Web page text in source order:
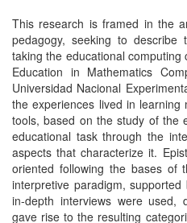
This research is framed in the
pedagogy, seeking to
taking the educational
Education in Mathematics
Universidad Nacional
the experiences lived in learning
tools, based on the study of the
educational task through the
aspects that characterize it.
oriented following the bases of
interpretive paradigm,
in-depth interviews were used,
gave rise to the resulting